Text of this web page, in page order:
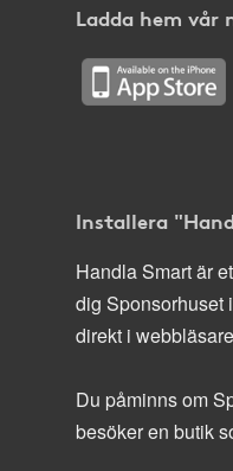
Ladda hem vår
Installera
Handla Smart är
dig Sponsorhuset
direkt i
Du påminns om
besöker en butik